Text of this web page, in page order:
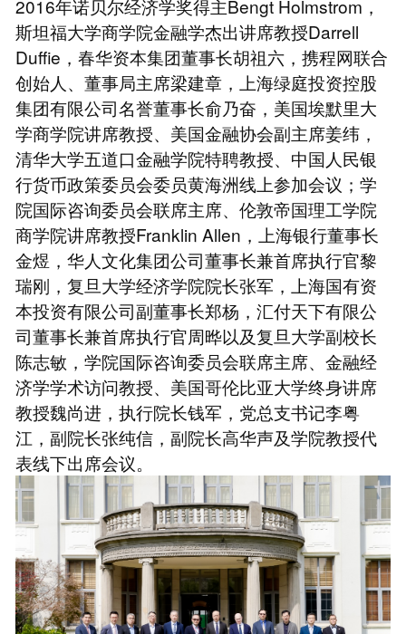
2016年诺贝尔经济学奖得主Bengt Holmstrom，
斯坦福大学商学院金融学杰出讲席教授Darrell
Duffie，春华资本集团董事长胡祖六，携程网联合
创始人、董事局主席梁建章，上海绿庭投资控股
集团有限公司名誉董事长俞乃奋，美国埃默里大
学商学院讲席教授、美国金融协会副主席姜纬，
清华大学五道口金融学院特聘教授、中国人民银
行货币政策委员会委员黄海洲线上参加会议；学
院国际咨询委员会联席主席、伦敦帝国理工学院
商学院讲席教授Franklin Allen，上海银行董事长
金煜，华人文化集团公司董事长兼首席执行官黎
瑞刚，复旦大学经济学院院长张军，上海国有资
本投资有限公司副董事长郑杨，汇付天下有限公
司董事长兼首席执行官周晔以及复旦大学副校长
陈志敏，学院国际咨询委员会联席主席、金融经
济学学术访问教授、美国哥伦比亚大学终身讲席
教授魏尚进，执行院长钱军，党总支书记李粤
江，副院长张纯信，副院长高华声及学院教授代
表线下出席会议。